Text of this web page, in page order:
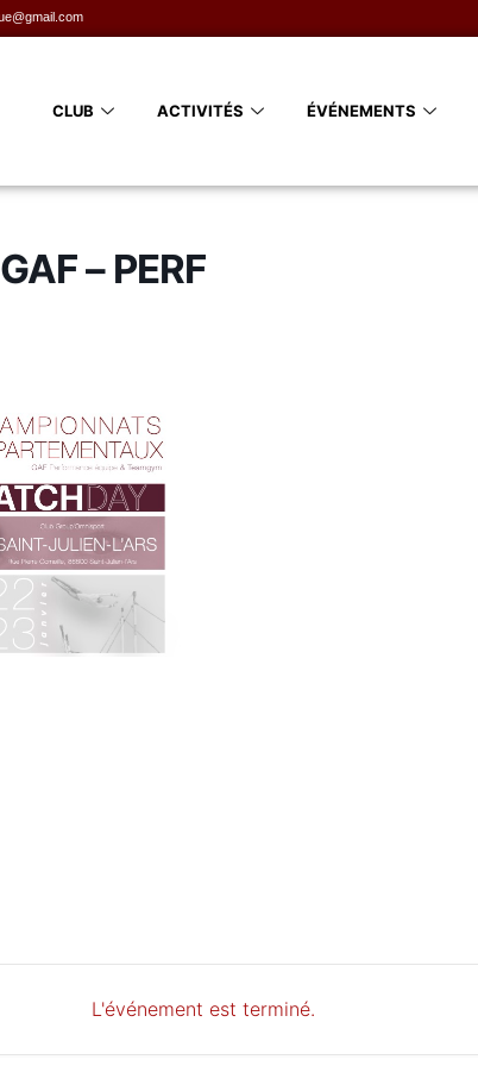
CLUB ACTIVITÉS ÉVÉNEMENTS
– PERF
L'événement est terminé.